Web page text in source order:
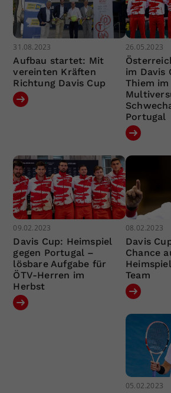
31.08.2023
Aufbau startet: Mit
vereinten Kräften
Richtung Davis Cup
26.05.2023
im Davis
Thiem im
Portugal
09.02.2023
Davis Cup: Heimspiel
gegen Portugal –
lösbare Aufgabe für
ÖTV-Herren im
Herbst
08.02.2023
Davis
Chance
Team
05.02.2023